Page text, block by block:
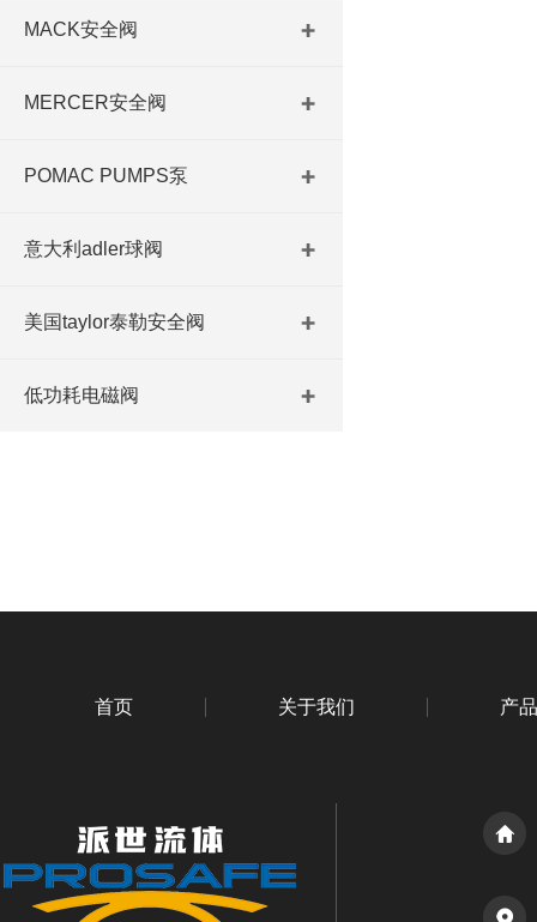
MACK安全阀
MERCER安全阀
POMAC PUMPS泵
意大利adler球阀
美国taylor泰勒安全阀
低功耗电磁阀
首页 关于我们 产